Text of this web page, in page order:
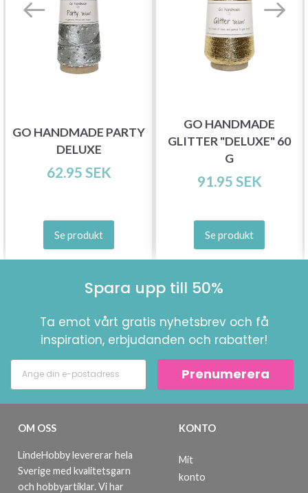
GO HANDMADE PARTY
DELUXE
62.95 SEK
Se produkt
GO HANDMADE
GLITTER "DELUXE" 60
G
91.95 SEK
Se produkt
Spara upp till 50%
Ta emot vårt gratis nyhetsbrev och få
inspiration, erbjudanden och rabatter!
Prenumerera
OM OSS
LindeHobby levererar hela
Sverige med kvalitetsgarn
och hobbyartiklar. Vi har
KONTO
Mit
konto
Spara upp till 50%!
Bli en del av vår garn-gemenskap och få
exklusiv tillgång till inspirerande
stickmönster och specialerbjudanden!
Prenumerera